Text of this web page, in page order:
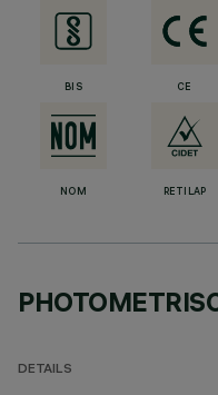
BIS CE
NOM RETILAP
DETAILS